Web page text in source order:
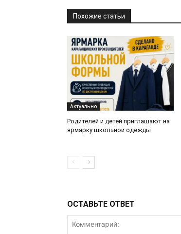
Похожие статьи
Актуально
Родителей и детей приглашают на
ярмарку школьной одежды
ОСТАВЬТЕ ОТВЕТ